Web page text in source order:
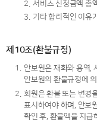
2. 서비스 신청금액 총
3.
기타 합리적인 이유
제10조(환불규정)
1.
안보원은 재화와 용역,
안보원의 환불규정에
2. 회원은 환불 또는 변경
표시하여야 하며, 안보
확인 후, 환불액을 지급